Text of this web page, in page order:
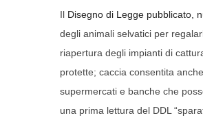
Il Disegno di Legge pubblicato,
degli animali selvatici per
riapertura degli impianti di
protette; caccia consentita
supermercati e banche che
una prima lettura del DDL